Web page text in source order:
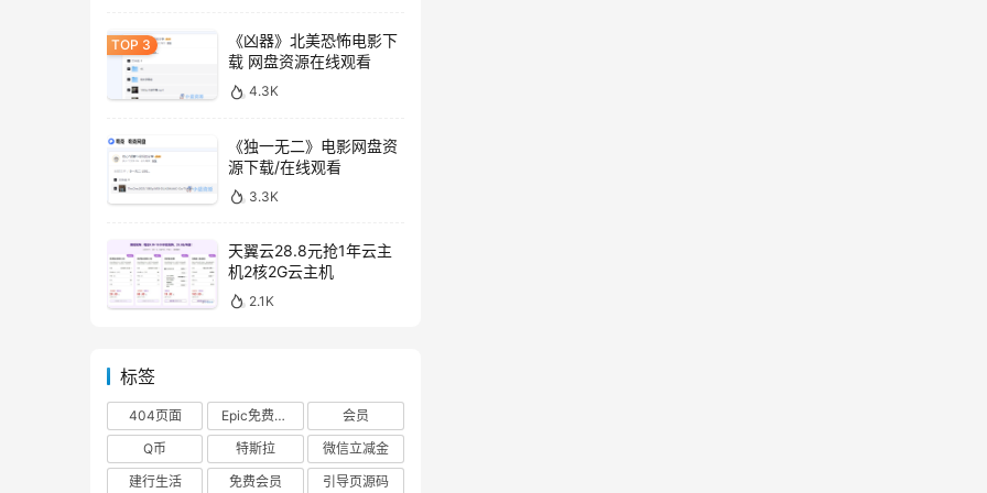
《凶器》北美恐怖电影下
载 网盘资源在线观看
4.3K
《独一无二》电影网盘资
源下载/在线观看
3.3K
天翼云28.8元抢1年云主
机2核2G云主机
2.1K
标签
404页面 Epic免费游戏
会员
Q币
特斯拉
微信立减金
建行生活
免费会员 引导页源码